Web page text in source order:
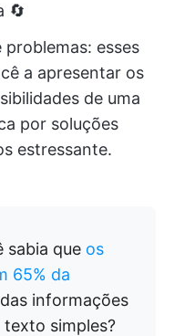
🔄
problemas: esses
a apresentar os
de uma
por soluções
estressante.
sabia que os
65% da
informações
simples?